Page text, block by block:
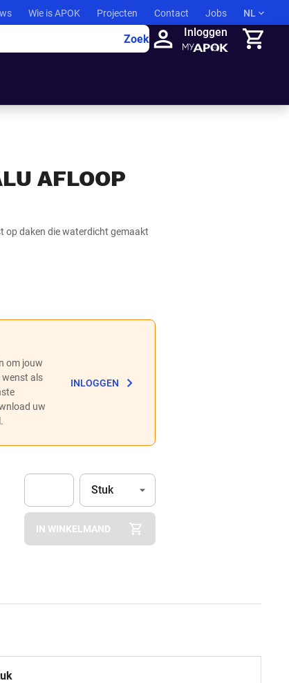
Wie is APOK Projecten Contact Jobs NL
Zoek
Inloggen
AFLOOP
op daken die waterdicht gemaakt
om jouw
wenst als
uw
INLOGGEN
Apok.Product.Detail.AddToCart.Quantity
Eenheid (Optioneel)
Stuk
IN WINKELMAND